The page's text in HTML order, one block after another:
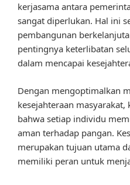
kerjasama antara
sangat diperlukan. Hal ini
pembangunan
pentingnya keterlibatan
dalam mencapai
Dengan mengoptimalkan
kesejahteraan
bahwa setiap individu
aman terhadap pangan.
merupakan tujuan utama
memiliki peran untuk